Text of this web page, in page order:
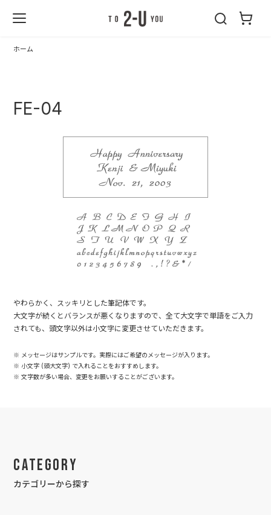
ホーム
FE-04
やわらかく、スッキリとした筆記体です。
大文字が続くとバランスが悪くなりますので、全て大文字で単語をご入力
されても、頭文字以外は小文字に変更させていただきます。
※ メッセージはサンプルです。実際にはご希望のメッセージが入ります。
※ 小文字 (頭大文字) で入れることをおすすめします。
※ 文字数が多い場合、変更をお願いすることがございます。
Category
カテゴリーから探す